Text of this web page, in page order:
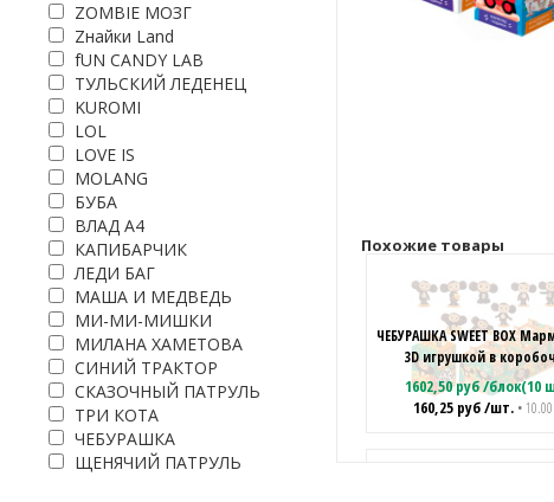
ZOMBIE МОЗГ
Zнайки Land
fUN CANDY LAB
ТУЛЬСКИЙ ЛЕДЕНЕЦ
KUROMI
LOL
LOVE IS
MOLANG
БУБА
ВЛАД А4
КАПИБАРЧИК
ЛЕДИ БАГ
МАША И МЕДВЕДЬ
МИ-МИ-МИШКИ
МИЛАНА ХАМЕТОВА
СИНИЙ ТРАКТОР
СКАЗОЧНЫЙ ПАТРУЛЬ
ТРИ КОТА
ЧЕБУРАШКА
ЩЕНЯЧИЙ ПАТРУЛЬ
Похожие товары
ЧЕБУРАШКА SWEET BOX
3D игрушкой в
1602,50руб/блок(10
160,25 руб/шт. •